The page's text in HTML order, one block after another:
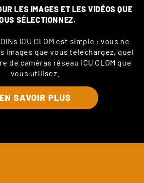
LES IMAGES ET LES VIDÉOS QUE
SÉLECTIONNEZ.
ICU CLOM est simple : vous ne
images que vous téléchargez, quel
de caméras réseau ICU CLOM que
vous utilisez.
EN SAVOIR PLUS